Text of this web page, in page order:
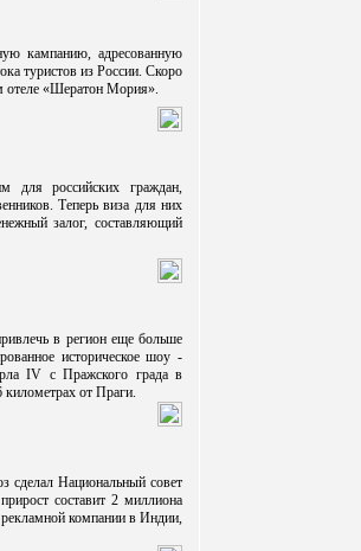
кампанию, адресованную
туристов из России. Скоро
отеле «Шератон Мория».
для российских граждан,
Теперь виза для них
залог, составляющий
в регион еще больше
историческое шоу -
IV с Пражского града в
от Праги.
сделал Национальный совет
составит 2 миллиона
компании в Индии,